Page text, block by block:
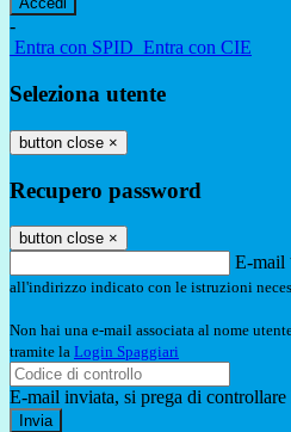
-
Entra con SPID Entra con CIE
Seleziona utente
button close ×
Recupero password
button close ×
E-mail
all'indirizzo indicato con le istruzioni
Non hai una e-mail associata al nome
tramite la Login Spaggiari
E-mail inviata, si prega di controllare